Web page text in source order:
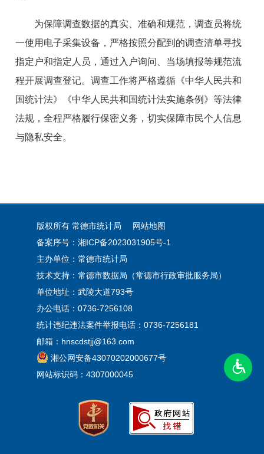
为保障调查数据的真实、准确和规范，调查员将统
一使用电子采集设备，严格按照分配到的调查清单寻找
指定户和指定人员，通过入户询问、当场填报等规范流
程开展调查登记。调查工作将严格遵循《中华人民共和
国统计法》《中华人民共和国统计法实施条例》等法律
法规，全程严格履行保密义务，切实保障市民个人信息
与隐私安全。
版权所有 常德市统计局
网站地图
备案序号：湘ICP备2023031905号-1
主办单位：常德市统计局
技术支持：常德市数据局（常德市行政审批服务局）
单位地址：武陵大道793号
办公电话：0736-7256108
统计违纪违法案件举报电话：0736-7256181
邮箱：hnscdstjj@163.com
湘公网安备43070202000677号
网站标识码：4307000045